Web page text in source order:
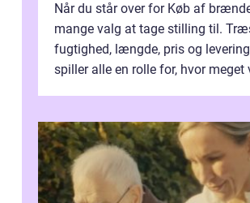
Når du står over for Køb af
mange valg at tage stilling til.
fugtighed, længde, pris og
spiller alle en rolle for, hvor meget